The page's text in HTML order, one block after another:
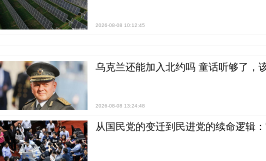
2026-08-08 10:12:45
乌克兰还能加入北约吗 童话听够了，
2026-08-08 13:24:48
从国民党的变迁到民进党的续命逻辑